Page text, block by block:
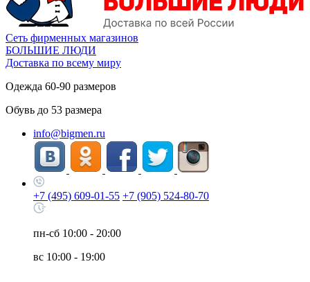
Сеть фирменных магазинов
БОЛЬШИЕ ЛЮДИ
Доставка по всему миру
Одежда 60-90 размеров
Обувь до 53 размера
info@bigmen.ru
+7 (495) 609-01-55 +7 (905) 524-80-70
пн-сб 10:00 - 20:00
вс 10:00 - 19:00